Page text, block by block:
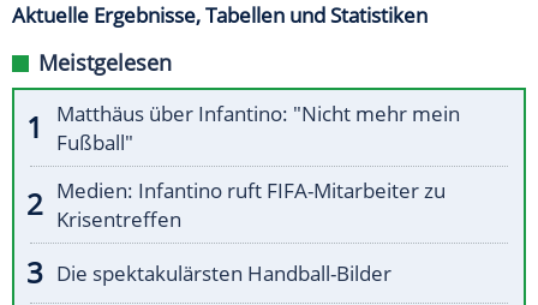
Aktuelle Ergebnisse, Tabellen und Statistiken
Meistgelesen
Matthäus über Infantino: "Nicht mehr mein
Fußball"
Medien: Infantino ruft FIFA-Mitarbeiter zu
Krisentreffen
Die spektakulärsten Handball-Bilder